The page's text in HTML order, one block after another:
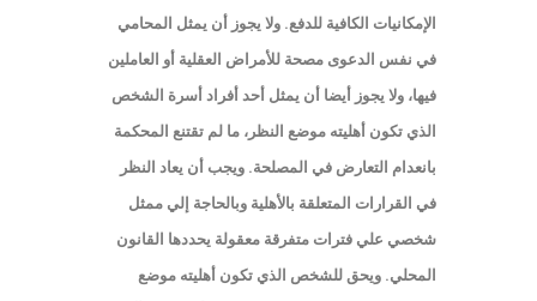
الإمكانيات الكافية للدفع. ولا يجوز أن يمثل المحامي
في نفس الدعوى مصحة للأمراض العقلية أو العاملين
فيها، ولا يجوز أيضا أن يمثل أحد أفراد أسرة الشخص
الذي تكون أهليته موضع النظر، ما لم تقتنع المحكمة
بانعدام التعارض في المصلحة. ويجب أن يعاد النظر
في القرارات المتعلقة بالأهلية وبالحاجة إلي ممثل
شخصي علي فترات متفرقة معقولة يحددها القانون
المحلي. ويحق للشخص الذي تكون أهليته موضع